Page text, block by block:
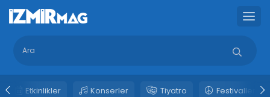
Etkinlikler Konserler Tiyatro Festivaller